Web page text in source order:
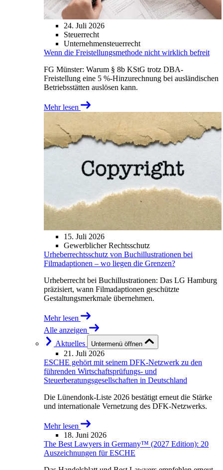
24. Juli 2026
Steuerrecht
Unternehmensteuerrecht
Wenn die Freistellungsmethode nicht wirklich befreit
FG Münster: Warum § 8b KStG trotz DBA-
Freistellung eine 5 %-Hinzurechnung bei ausländischen
Betriebsstätten auslösen kann.
Mehr lesen
15. Juli 2026
Gewerblicher Rechtsschutz
Urheberrechtsschutz von Buchillustrationen bei
Filmadaptionen – wo liegen die Grenzen?
Urheberrecht bei Buchillustrationen: Das LG Hamburg
präzisiert, wann Filmadaptionen geschützte
Gestaltungsmerkmale übernehmen.
Mehr lesen
Alle anzeigen
Aktuelles
Untermenü öffnen
21. Juli 2026
ESCHE gehört mit seinem DFK-Netzwerk zu den
führenden Wirtschaftsprüfungs- und
Steuerberatungsgesellschaften in Deutschland
Die Lünendonk-Liste 2026 bestätigt erneut die Stärke
und internationale Vernetzung des DFK-Netzwerks.
Mehr lesen
18. Juni 2026
The Best Lawyers in Germany™ (2027 Edition): 20
Auszeichnungen für ESCHE